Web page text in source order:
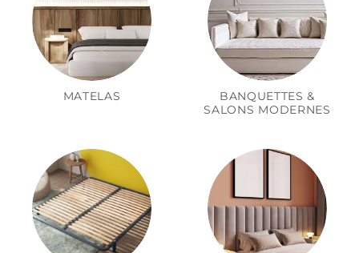
MATELAS
BANQUETTES &
SALONS MODERNES